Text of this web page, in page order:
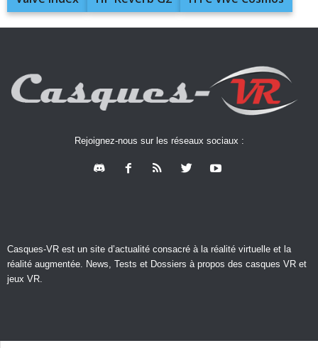
Rejoignez-nous sur les réseaux sociaux :
Casques-VR est un site d’actualité consacré à la réalité virtuelle et la
réalité augmentée. News, Tests et Dossiers à propos des casques VR et
jeux VR.